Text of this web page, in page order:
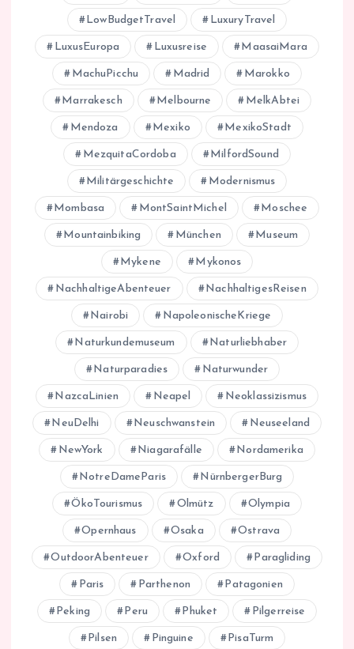
LowBudgetTravel LuxuryTravel
LuxusEuropa Luxusreise MaasaiMara
MachuPicchu Madrid Marokko
Marrakesch Melbourne MelkAbtei
Mendoza Mexiko MexikoStadt
MezquitaCordoba MilfordSound
Militärgeschichte Modernismus
Mombasa MontSaintMichel Moschee
Mountainbiking München Museum
Mykene Mykonos
NachhaltigeAbenteuer NachhaltigesReisen
Nairobi NapoleonischeKriege
Naturkundemuseum Naturliebhaber
Naturparadies Naturwunder
NazcaLinien Neapel Neoklassizismus
NeuDelhi Neuschwanstein Neuseeland
NewYork Niagarafälle Nordamerika
NotreDameParis NürnbergerBurg
ÖkoTourismus Olmütz Olympia
Opernhaus Osaka Ostrava
OutdoorAbenteuer Oxford Paragliding
Paris Parthenon Patagonien
Peking Peru Phuket Pilgerreise
Pilsen Pinguine PisaTurm